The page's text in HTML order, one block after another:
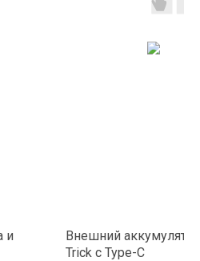
и
Внешний
Trick c Type-C